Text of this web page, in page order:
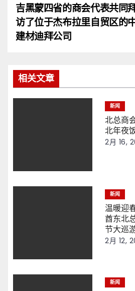
章
导
吉黑蒙四省的商会代表共同
访了位于杰布拉里自贸区的
建材迪拜公司
相关文章
新闻
北总商
北年夜
2月 16,
新闻
温暖迎
酋东北
节大巡
2月 12,
新闻